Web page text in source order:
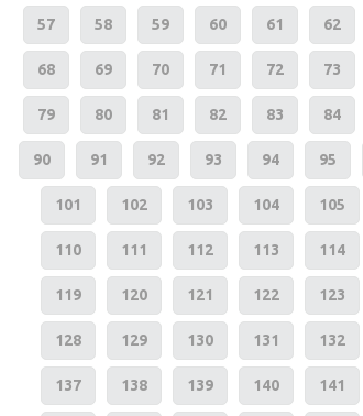
57 58 59 60 61 62
68 69 70 71 72 73
79 80 81 82 83 84
90 91 92 93 94 95
101 102 103 104 105
110 111 112 113 114
119 120 121 122 123
128 129 130 131 132
137 138 139 140 141